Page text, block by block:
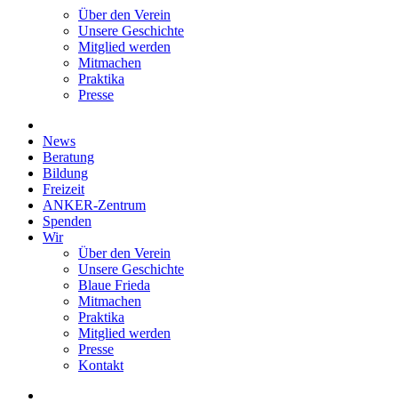
Über den Verein
Unsere Geschichte
Mitglied werden
Mitmachen
Praktika
Presse
News
Beratung
Bildung
Freizeit
ANKER-Zentrum
Spenden
Wir
Über den Verein
Unsere Geschichte
Blaue Frieda
Mitmachen
Praktika
Mitglied werden
Presse
Kontakt